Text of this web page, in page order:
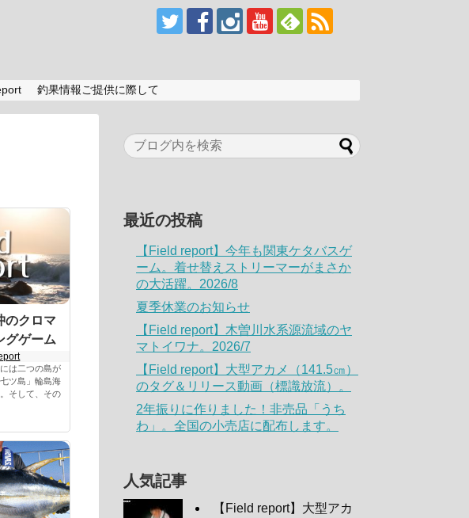
釣果情報ご提供に際して
クロマ
グゲーム
は二つの島が
ツ島」輪島海
そして、その
最近の投稿
【Field report】今年も関東ケタバスゲ
ーム。着せ替えストリーマーがまさか
の大活躍。2026/8
夏季休業のお知らせ
【Field report】木曽川水系源流域のヤ
マトイワナ。2026/7
【Field report】大型アカメ（141.5㎝）
のタグ＆リリース動画（標識放流）。
2年振りに作りました！非売品「うち
わ」。全国の小売店に配布します。
人気記事
【Field report】大型アカ